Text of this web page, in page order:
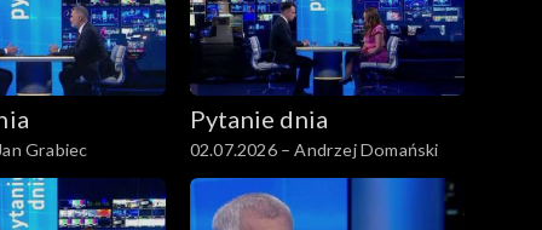
Grabiec
Pytanie dnia
02.07.2026 – Andrzej Domański